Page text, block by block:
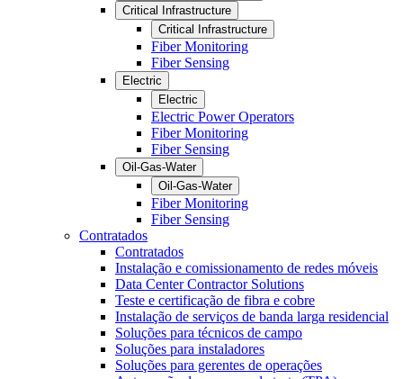
Critical Infrastructure
Critical Infrastructure
Fiber Monitoring
Fiber Sensing
Electric
Electric
Electric Power Operators
Fiber Monitoring
Fiber Sensing
Oil-Gas-Water
Oil-Gas-Water
Fiber Monitoring
Fiber Sensing
Contratados
Contratados
Instalação e comissionamento de redes móveis
Data Center Contractor Solutions
Teste e certificação de fibra e cobre
Instalação de serviços de banda larga residencial
Soluções para técnicos de campo
Soluções para instaladores
Soluções para gerentes de operações